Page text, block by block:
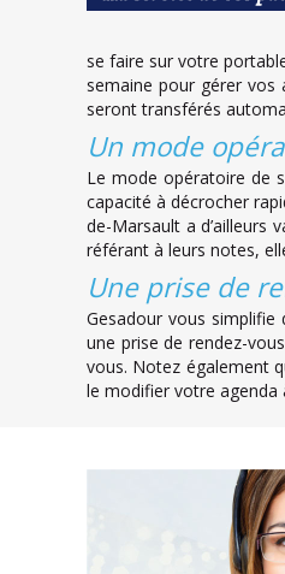
se faire sur votre
semaine pour gérer vos
seront transférés
Un mode
Le mode opératoire de
capacité à décrocher
de-Marsault a d’ailleurs
référant à leurs notes,
Une prise de
Gesadour vous
une prise de rendez-
vous. Notez également
le modifier votre